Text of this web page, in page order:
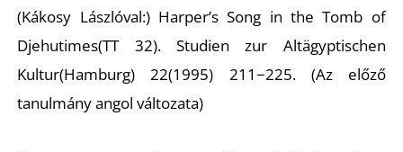
(Kákosy Lászlóval:) Harper’s Song in the Tomb of
Djehutimes(TT 32). Studien zur Altägyptischen
Kultur(Hamburg) 22(1995) 211−225. (Az előző
tanulmány angol változata)